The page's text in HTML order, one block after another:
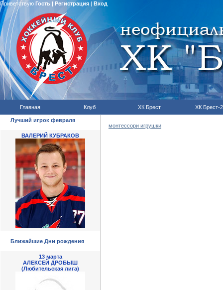
Приветствую Гость | Регистрация| Вход
Главная Клуб ХК Брест ХК Брест-2
Лучший игрок февраля
ВАЛЕРИЙ КУБРАКОВ
Ближайшие Дни рождения
13 марта
АЛЕКСЕЙ ДРОБЫШ
(Любительская лига)
монтессори игрушки